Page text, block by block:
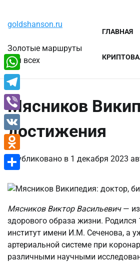
содержимому
goldshanson.ru
Золотые маршруты
для всех
ГЛАВНАЯ
Мясников
достижения
Опубликовано в 1 декабря 2023
Мясников Виктор Васильевич—
здорового образа жизни.
институт имени И.М. Сеченова, а
артериальной системе при
различными научными
WhatsApp
Telegram
Viber
VK
Odnoklassniki